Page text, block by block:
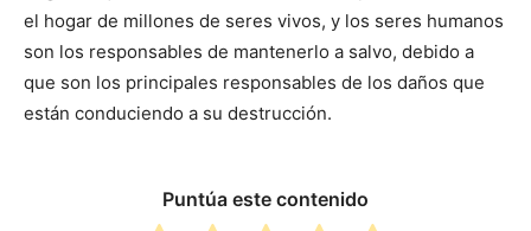
el hogar de millones de seres vivos, y los seres humanos
son los responsables de mantenerlo a salvo, debido a
que son los principales responsables de los daños que
están conduciendo a su destrucción.
Puntúa este contenido